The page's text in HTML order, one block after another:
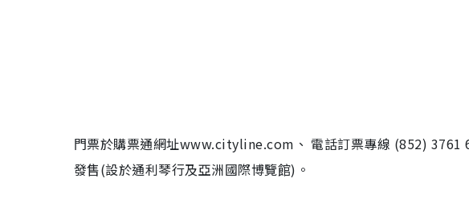
門票於購票通網址www.cityline.com、 電話訂票專線 (852) 3761
發售(設於通利琴行及亞洲國際博覽館)。